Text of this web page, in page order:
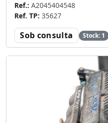
Ref.: A2045404548
Ref. TP: 35627
Sob consulta Stock: 1